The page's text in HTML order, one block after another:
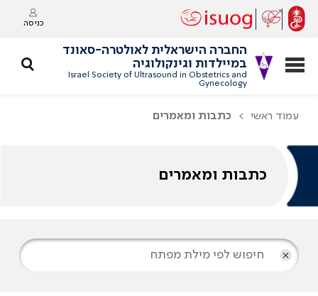
כניסה
החברה הישראלית לאולטרה-סאונד
במיילדות וגינקולוגיה
Israel Society of Ultrasound in Obstetrics and
Gynecology
עמוד ראשי כתבות ומאמרים
כתבות ומאמרים